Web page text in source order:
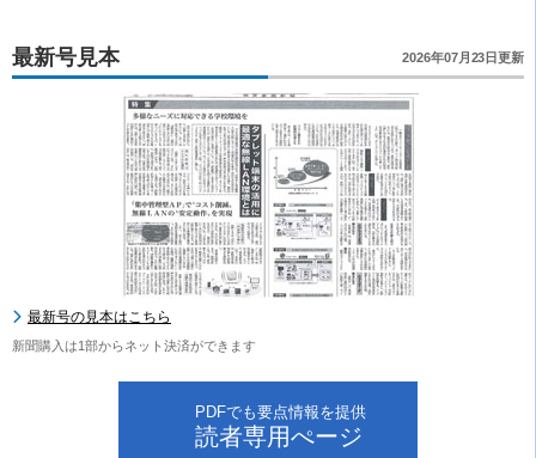
最新号見本 2026年07月23日更新
最新号の見本はこちら
新聞購入は1部からネット決済ができます
PDFでも要点情報を提供
読者専用ぺージ